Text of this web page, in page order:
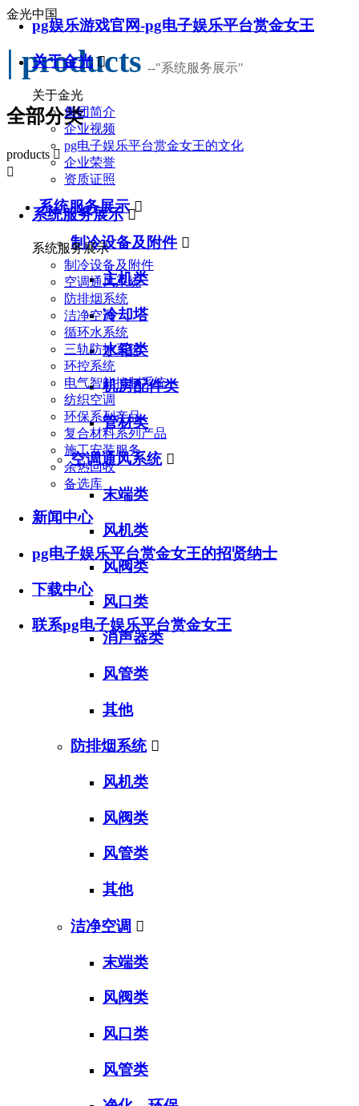
pg娱乐游戏官网-pg电子娱乐平台赏金女王
关于金光 
关于金光
集团简介
企业视频
pg电子娱乐平台赏金女王的文化
企业荣誉
资质证照
系统服务展示 
系统服务展示
制冷设备及附件
空调通风系统
防排烟系统
洁净空调
循环水系统
三轨防护系统
环控系统
电气智能控制系统
纺织空调
环保系列产品
复合材料系列产品
施工安装服务
余热回收
备选库
新闻中心
pg电子娱乐平台赏金女王的招贤纳士
下载中心
联系pg电子娱乐平台赏金女王
金光中国
| products --"系统服务展示"
全部分类
products 

系统服务展示 
制冷设备及附件 
主机类
冷却塔
水箱类
机房配件类
管材类
空调通风系统 
末端类
风机类
风阀类
风口类
消声器类
风管类
其他
防排烟系统 
风机类
风阀类
风管类
其他
洁净空调 
末端类
风阀类
风口类
风管类